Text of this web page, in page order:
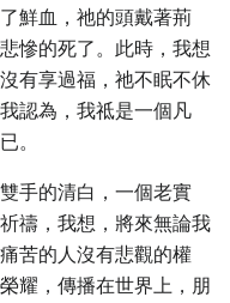
鮮血，祂的頭戴著荊
慘的死了。此時，我想
有享過福，祂不眠不休
認為，我祗是一個凡
。
手的清白，一個老實
禱，我想，將來無論我
苦的人沒有悲觀的權
耀，傳播在世界上，朋